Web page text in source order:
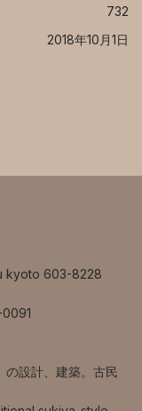
732
2018年10月1日
kyoto 603-8228
の設計、建築。古民